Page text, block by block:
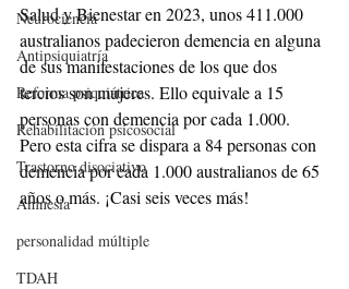
Neurociencia
Antipsiquiatría
Reforma psiquiátrica
Rehabilitación psicosocial
Trastorno disociativo
Amnesia
personalidad múltiple
TDAH
Salud y Bienestar en 2023, unos 411.000
australianos padecieron demencia en alguna
de sus manifestaciones de los que dos
tercios son mujeres. Ello equivale a 15
personas con demencia por cada 1.000.
Pero esta cifra se dispara a 84 personas con
demencia por cada 1.000 australianos de 65
años o más. ¡Casi seis veces más!